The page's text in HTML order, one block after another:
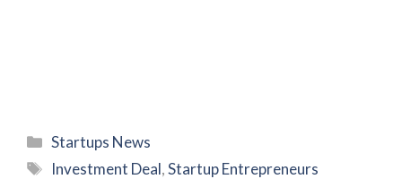
Categories
Startups News
Tags
Investment Deal,Startup Entrepreneurs